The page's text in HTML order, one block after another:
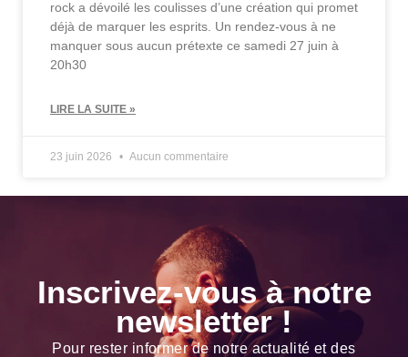
rock a dévoilé les coulisses d’une création qui promet
déjà de marquer les esprits. Un rendez-vous à ne
manquer sous aucun prétexte ce samedi 27 juin à
20h30
LIRE LA SUITE »
23 juin 2026 Aucun commentaire
Inscrivez-vous à notre
newsletter !
Pour rester informer de notre actualité et des